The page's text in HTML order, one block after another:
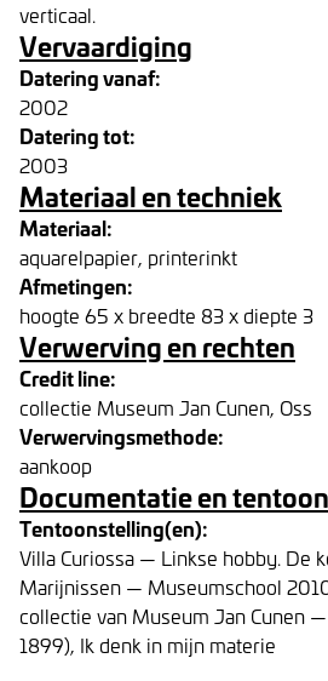
verticaal.
Vervaardiging
Datering vanaf:
2002
Datering tot:
2003
Materiaal en techniek
Materiaal:
aquarelpapier, printerinkt
Afmetingen:
hoogte 65 x breedte 83 x diepte 3
Verwerving en rechten
Credit line:
collectie Museum Jan Cunen, Oss
Verwervingsmethode:
aankoop
Documentatie en
Tentoonstelling(en):
Villa Curiossa — Linkse hobby. De
Marijnissen — Museumschool
collectie van Museum Jan Cunen
1899), Ik denk in mijn materie